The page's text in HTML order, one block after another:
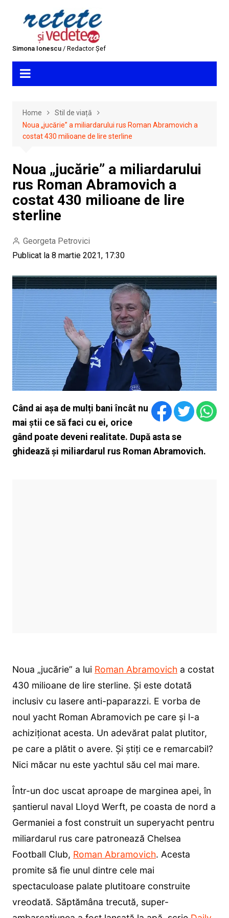
Simona Ionescu/ Redactor Șef
Home
Stil de viață
Noua „jucărie” a miliardarului rus Roman Abramovich a
costat 430 milioane de lire sterline
Noua „jucărie” a miliardarului
rus Roman Abramovich a
costat 430 milioane de lire
sterline
Georgeta Petrovici
Publicat la 8 martie 2021, 17:30
Când ai așa de mulți bani încât nu
mai știi ce să faci cu ei, orice
gând poate deveni realitate. După asta se
ghidează și miliardarul rus Roman Abramovich.
Noua „jucărie” a lui Roman Abramovich a costat
430 milioane de lire sterline. Și este dotată
inclusiv cu lasere anti-paparazzi. E vorba de
noul yacht Roman Abramovich pe care și l-a
achiziționat acesta. Un adevărat palat plutitor,
pe care a plătit o avere. Și știți ce e remarcabil?
Nici măcar nu este yachtul său cel mai mare.
Într-un doc uscat aproape de marginea apei, în
șantierul naval Lloyd Werft, pe coasta de nord a
Germaniei a fost construit un superyacht pentru
miliardarul rus care patronează Chelsea
Football Club, Roman Abramovich. Acesta
promite să fie unul dintre cele mai
spectaculoase palate plutitoare construite
vreodată. Săptămâna trecută, super-